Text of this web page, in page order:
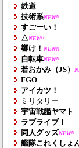
鉄道
技術系NEW!!
すごーい！
△NEW!!
響け！ NEW!!
自転車NEW!!
若おかみ（JS）
FGO
アイカツ！
ミリタリー
宇宙戦艦ヤマト
ラブライブ！
同人グッズNEW!!
艦隊これくしょ